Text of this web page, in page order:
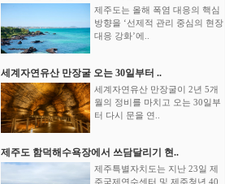
제주도는 올해 폭염 대응의 핵심
방향을 ‘선제적 관리 중심의 현장
대응 강화’에..
세계자연유산 만장굴 오는 30일부터 ..
세계자연유산 만장굴이 2년 5개
월의 정비를 마치고 오는 30일부
터 다시 문을 연..
제주도 함덕해수욕장에서 쓰담달리기 현..
제주특별자치도는 지난 23일 제
주국제연수센터 및 제주청년 40